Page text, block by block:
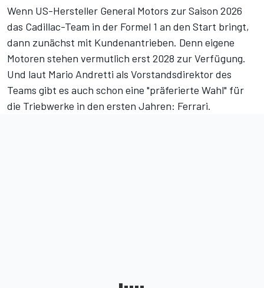
Wenn US-Hersteller General Motors zur Saison 2026
das Cadillac-Team in der Formel 1 an den Start bringt,
dann zunächst mit Kundenantrieben. Denn eigene
Motoren stehen vermutlich erst 2028 zur Verfügung.
Und laut Mario Andretti als Vorstandsdirektor des
Teams gibt es auch schon eine "präferierte Wahl" für
die Triebwerke in den ersten Jahren: Ferrari.